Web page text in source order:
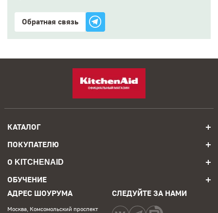
Обратная связь
КАТАЛОГ
ПОКУПАТЕЛЮ
О KITCHENAID
ОБУЧЕНИЕ
АДРЕС ШОУРУМА
Москва, Комсомольский проспект
СЛЕДУЙТЕ ЗА НАМИ